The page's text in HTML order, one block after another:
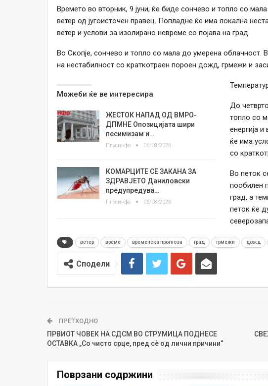
Времето во вторник, 9 јуни, ќе биде сончево и топло со
ветер од југоисточен правец. Попладне ќе има локална
ветер и услови за изолирано невреме со појава на град.
Во Скопје, сончево и топло со мала до умерена облачност.
на нестабилност со краткотраен пороен дожд, грмежи и
Можеби ќе ве интересира
ЖЕСТОК НАПАД ОД ВМРО-
ДПМНЕ Опозицијата шири
песимизам и…
Плусинфо 06/08/2026
КОМАРЦИТЕ СЕ ЗАКАНА ЗА
ЗДРАВЈЕТО Даниловски
предупредува…
Плусинфо 06/08/2026
До
топло со
енергија
ќе има
со
Во петок
пообилен
град, а
петок ќе
ветер време временска прогноза град грмежи дожд
Сподели
ПРЕТХОДНО
ПРВИОТ ЧОВЕК НА СДСМ ВО СТРУМИЦА ПОДНЕСЕ
ОСТАВКА „Со чисто срце, пред сè од лични причини“
Поврзани содржини